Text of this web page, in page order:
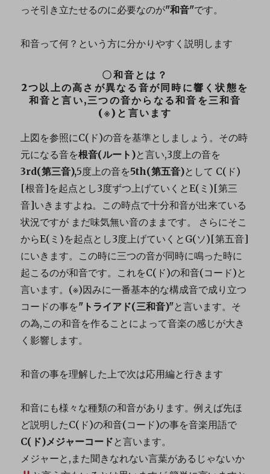
っそ引き立たせるのに必要なのが"和音"です。
和音って何？という方に分かりやすく説明します
〇和音とは？
2つ以上の高さが異なる音が同時に響く状態を
和音と言い,三つの音からなる和音を三和音
(※)と言います
上図を参照にC(ド)の音を基準としましょう。その時
元になる音を根音(ルート)と言い,3度上の音を
3rd(第三音),5度上の音を5th(第五音)として C(ド)
[根音]を起点とし3度ずつ上げていくとE(ミ)[第三
音]いきますよね。この時点で十分和音が出来ている
状況ですが まだ味気無い音のままです。 さらにそこ
からE(ミ)を起点とし3度上げていくとG(ソ)[第五音]
にいきます。この時に三つの音が同時に鳴った時に
起こるのが和音です。これをC(ド)の和音(コード)と
言います。(※)因みに一番基本的な構成音で成り立つ
コードの事を"トライアド(三和音)"と言います。そ
の為,この和音を作ることによって音楽の感じが大き
く影響します。
和音の事を理解した上で次は応用編と行きます
和音にも様々な種類の和音があります。例えば先ほ
ど説明したC(ド)の和音(コード)の事を音楽用語で
C(ド)メジャーコード と言います。
メジャーと,また聞きなれない言葉があるじゃないか